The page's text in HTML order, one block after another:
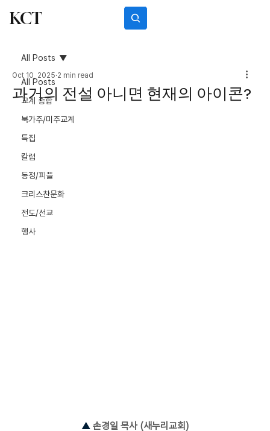
KCT
All Posts
교계 종합
북가주/미주교계
특집
칼럼
동정/피플
크리스찬문화
전도/선교
행사
All Posts
과거의 전설 아니면 현재의 아이콘?
Oct 10, 2025 2 min read
▲ 손경일 목사 (새누리교회)